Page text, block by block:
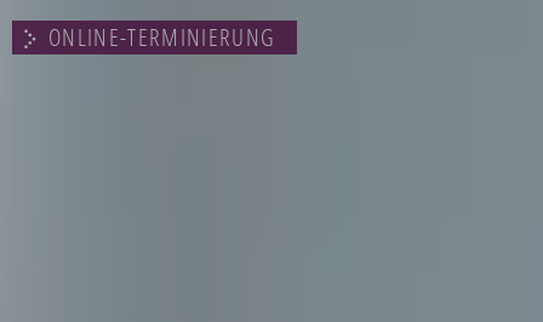
ONLINE-TERMINIERUNG
KONTAKT
ZURÜCK ZU OPZ RHEIN NECKAR